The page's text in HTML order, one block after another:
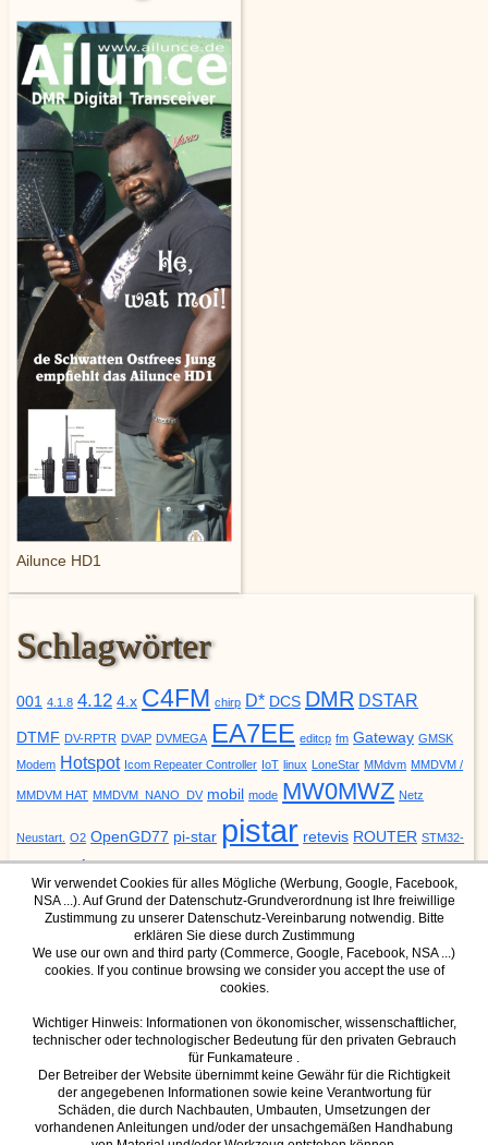
Ailunce HD1
Schlagwörter
001 4.1.8 4.12 4.x C4FM chirp D* DCS DMR DSTAR
DTMF DV-RPTR DVAP DVMEGA EA7EE editcp fm Gateway GMSK
Modem Hotspot Icom Repeater Controller IoT linux LoneStar MMdvm MMDVM /
MMDVM HAT MMDVM_NANO_DV mobil mode MW0MWZ Netz
Neustart. O2 OpenGD77 pi-star pistar retevis ROUTER STM32-
update YSF
DMR Mode
IPSC2 Dashboard für Hotspot
IPSC2 Dashboard für Hamnet
(nur über Hamnet erreichbar)
YSF Mode
D-Star Mode
Wir verwendet Cookies für alles Mögliche (Werbung, Google, Facebook,
NSA ...). Auf Grund der Datenschutz-Grundverordnung ist Ihre freiwillige
Zustimmung zu unserer Datenschutz-Vereinbarung notwendig. Bitte
erklären Sie diese durch Zustimmung
We use our own and third party (Commerce, Google, Facebook, NSA ...)
cookies. If you continue browsing we consider you accept the use of
cookies.
Wichtiger Hinweis: Informationen von ökonomischer, wissenschaftlicher,
technischer oder technologischer Bedeutung für den privaten Gebrauch
für Funkamateure .
Der Betreiber der Website übernimmt keine Gewähr für die Richtigkeit
der angegebenen Informationen sowie keine Verantwortung für
Schäden, die durch Nachbauten, Umbauten, Umsetzungen der
vorhandenen Anleitungen und/oder der unsachgemäßen Handhabung